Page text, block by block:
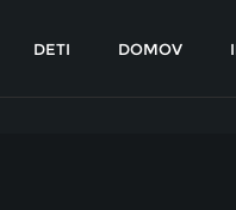
DETI DOMOV